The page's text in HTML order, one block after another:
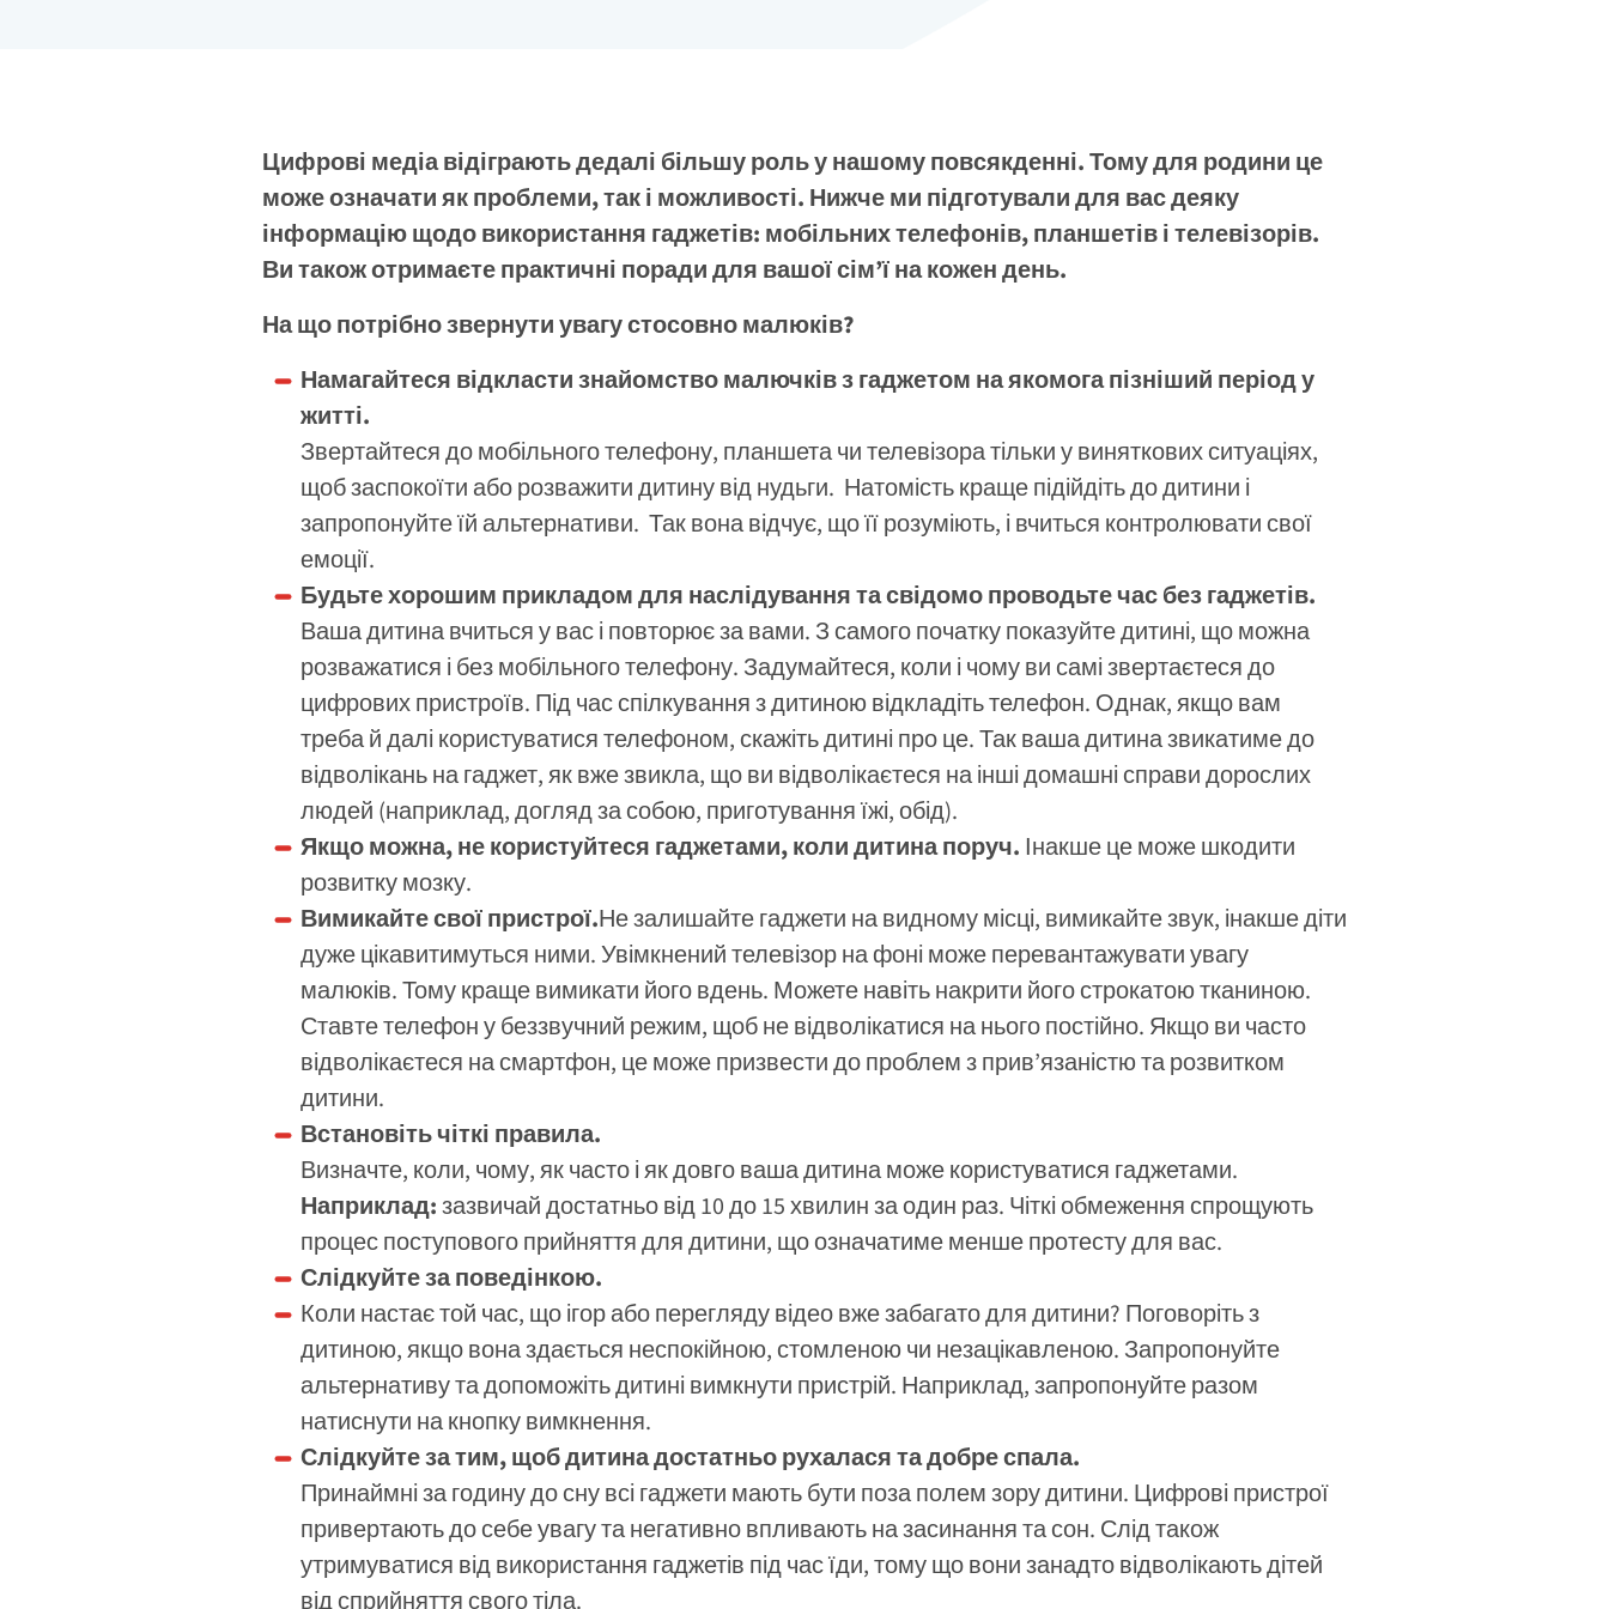
Цифрові медіа відіграють дедалі більшу роль у нашому повсякденні. Тому для родини це
може означати як проблеми, так і можливості. Нижче ми підготували для вас деяку
інформацію щодо використання гаджетів: мобільних телефонів, планшетів і телевізорів.
Ви також отримаєте практичні поради для вашої сім’ї на кожен день.
На що потрібно звернути увагу стосовно малюків?
Намагайтеся відкласти знайомство малючків з гаджетом на якомога пізніший період у
житті.
Звертайтеся до мобільного телефону, планшета чи телевізора тільки у виняткових ситуаціях,
щоб заспокоїти або розважити дитину від нудьги. Натомість краще підійдіть до дитини і
запропонуйте їй альтернативи. Так вона відчує, що її розуміють, і вчиться контролювати свої
емоції.
Будьте хорошим прикладом для наслідування та свідомо проводьте час без гаджетів.
Ваша дитина вчиться у вас і повторює за вами. З самого початку показуйте дитині, що можна
розважатися і без мобільного телефону. Задумайтеся, коли і чому ви самі звертаєтеся до
цифрових пристроїв. Під час спілкування з дитиною відкладіть телефон. Однак, якщо вам
треба й далі користуватися телефоном, скажіть дитині про це. Так ваша дитина звикатиме до
відволікань на гаджет, як вже звикла, що ви відволікаєтеся на інші домашні справи дорослих
людей (наприклад, догляд за собою, приготування їжі, обід).
Якщо можна, не користуйтеся гаджетами, коли дитина поруч. Інакше це може шкодити
розвитку мозку.
Вимикайте свої пристрої.Не залишайте гаджети на видному місці, вимикайте звук, інакше діти
дуже цікавитимуться ними. Увімкнений телевізор на фоні може перевантажувати увагу
малюків. Тому краще вимикати його вдень. Можете навіть накрити його строкатою тканиною.
Ставте телефон у беззвучний режим, щоб не відволікатися на нього постійно. Якщо ви часто
відволікаєтеся на смартфон, це може призвести до проблем з прив’язаністю та розвитком
дитини.
Встановіть чіткі правила.
Визначте, коли, чому, як часто і як довго ваша дитина може користуватися гаджетами.
Наприклад:зазвичай достатньо від 10 до 15 хвилин за один раз. Чіткі обмеження спрощують
процес поступового прийняття для дитини, що означатиме менше протесту для вас.
Слідкуйте за поведінкою.
Коли настає той час, що ігор або перегляду відео вже забагато для дитини? Поговоріть з
дитиною, якщо вона здається неспокійною, стомленою чи незацікавленою. Запропонуйте
альтернативу та допоможіть дитині вимкнути пристрій. Наприклад, запропонуйте разом
натиснути на кнопку вимкнення.
Слідкуйте за тим, щоб дитина достатньо рухалася та добре спала.
Принаймні за годину до сну всі гаджети мають бути поза полем зору дитини. Цифрові пристрої
привертають до себе увагу та негативно впливають на засинання та сон. Слід також
утримуватися від використання гаджетів під час їди, тому що вони занадто відволікають дітей
від сприйняття свого тіла.